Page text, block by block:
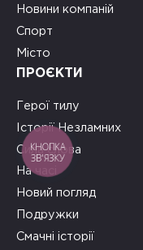
Новини компаній
Спорт
Місто
ПРОЄКТИ
Герої тилу
Історії Незламних
Сила слова
На часі
Новий погляд
Подружки
Смачні історії
КНОПКА
ЗВ'ЯЗКУ